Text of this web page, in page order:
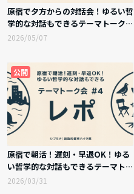
原宿で夕方からの対話会！ゆるい哲
学的な対話もできるテーマトーク会
#5 実施レポート
2026/05/07
公開
原宿で朝活！遅刻・早退OK！ゆる
い哲学的な対話もできるテーマトー
ク会 #4 実施レポート
2026/03/31